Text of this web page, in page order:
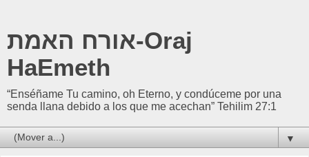
אורח האמת-Oraj
HaEmeth
“Enséñame Tu camino, oh Eterno, y condúceme por una
senda llana debido a los que me acechan” Tehilim 27:1
▼